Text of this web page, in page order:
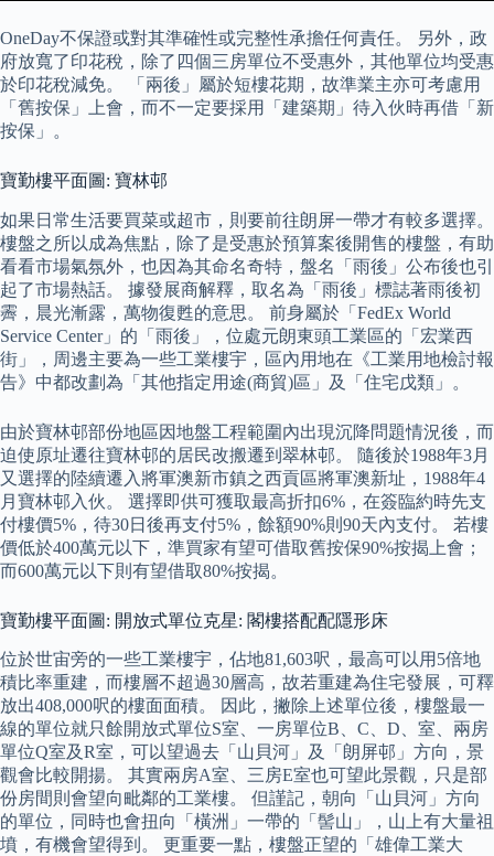
OneDay不保證或對其準確性或完整性承擔任何責任。 另外，政
府放寬了印花稅，除了四個三房單位不受惠外，其他單位均受惠
於印花稅減免。 「兩後」屬於短樓花期，故準業主亦可考慮用
「舊按保」上會，而不一定要採用「建築期」待入伙時再借「新
按保」。
寶勤樓平面圖: 寶林邨
如果日常生活要買菜或超市，則要前往朗屏一帶才有較多選擇。
樓盤之所以成為焦點，除了是受惠於預算案後開售的樓盤，有助
看看市場氣氛外，也因為其命名奇特，盤名「雨後」公布後也引
起了市場熱話。 據發展商解釋，取名為「雨後」標誌著雨後初
霽，晨光漸露，萬物復甦的意思。 前身屬於「FedEx World
Service Center」的「雨後」，位處元朗東頭工業區的「宏業西
街」，周邊主要為一些工業樓宇，區內用地在《工業用地檢討報
告》中都改劃為「其他指定用途(商貿)區」及「住宅戊類」。
由於寶林邨部份地區因地盤工程範圍內出現沉降問題情況後，而
迫使原址遷往寶林邨的居民改搬遷到翠林邨。 隨後於1988年3月
又選擇的陸續遷入將軍澳新市鎮之西貢區將軍澳新址，1988年4
月寶林邨入伙。 選擇即供可獲取最高折扣6%，在簽臨約時先支
付樓價5%，待30日後再支付5%，餘額90%則90天內支付。 若樓
價低於400萬元以下，準買家有望可借取舊按保90%按揭上會；
而600萬元以下則有望借取80%按揭。
寶勤樓平面圖: 開放式單位克星: 閣樓搭配配隱形床
位於世宙旁的一些工業樓宇，佔地81,603呎，最高可以用5倍地
積比率重建，而樓層不超過30層高，故若重建為住宅發展，可釋
放出408,000呎的樓面面積。 因此，撇除上述單位後，樓盤最一
線的單位就只餘開放式單位S室、一房單位B、C、D、室、兩房
單位Q室及R室，可以望過去「山貝河」及「朗屏邨」方向，景
觀會比較開揚。 其實兩房A室、三房E室也可望此景觀，只是部
份房間則會望向毗鄰的工業樓。 但謹記，朝向「山貝河」方向
的單位，同時也會扭向「橫洲」一帶的「髻山」，山上有大量祖
墳，有機會望得到。 更重要一點，樓盤正望的「雄偉工業大